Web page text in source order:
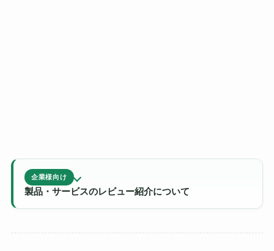
企業様向け
製品・サービスのレビュー紹介について